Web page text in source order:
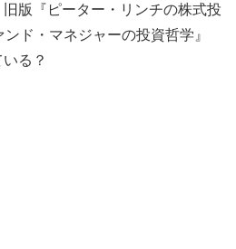
版『ピーター・リンチの株式投
ド・マネジャーの投資哲学』
る？